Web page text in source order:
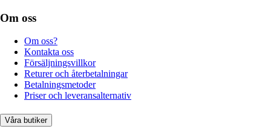
Om oss
Om oss?
Kontakta oss
Försäljningsvillkor
Returer och återbetalningar
Betalningsmetoder
Priser och leveransalternativ
Våra butiker